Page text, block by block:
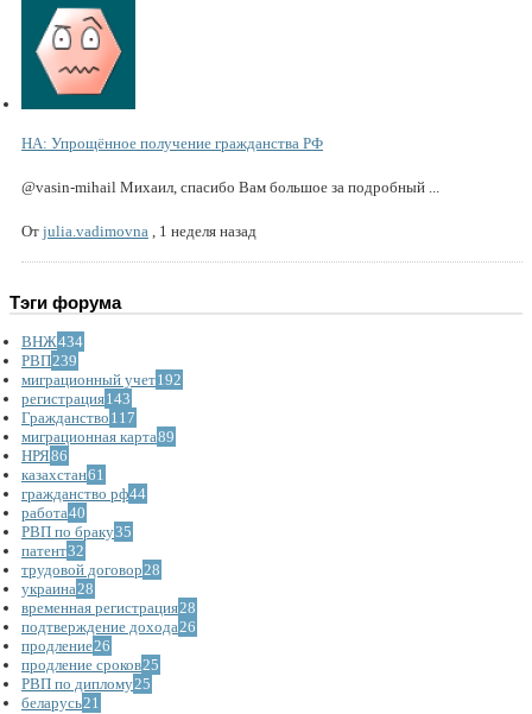
НА: Упрощённое получение гражданства РФ
@vasin-mihail Михаил, спасибо Вам большое за подробный ...
От julia.vadimovna 1 неделя назад
Тэги форума
ВНЖ434
РВП239
миграционный учет192
регистрация143
Гражданство 117
миграционная карта89
НРЯ86
казахстан61
гражданство рф44
работа40
РВП по браку35
патент32
трудовой договор28
украина28
временная регистрация28
подтверждение дохода26
продление26
продление сроков25
РВП по диплому25
беларусь21